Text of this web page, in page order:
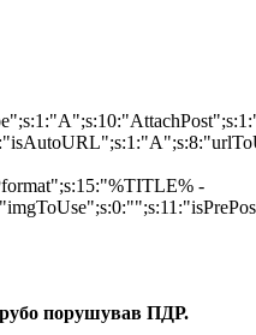
-
порушував ПДР.